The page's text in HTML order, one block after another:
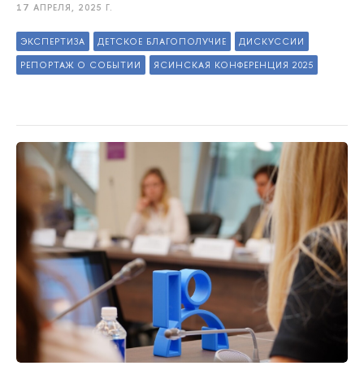
17 АПРЕЛЯ, 2025 Г.
ЭКСПЕРТИЗА ДЕТСКОЕ БЛАГОПОЛУЧИЕ ДИСКУССИИ
РЕПОРТАЖ О СОБЫТИИ ЯСИНСКАЯ КОНФЕРЕНЦИЯ 2025